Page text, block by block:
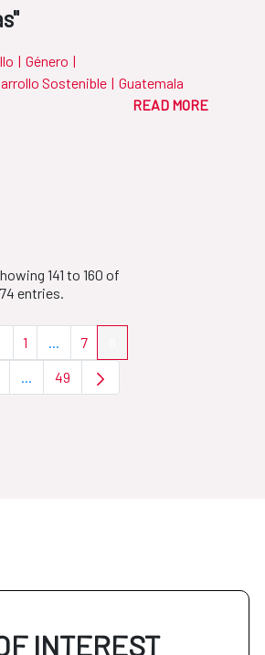
| Género |
Sostenible | Guatemala
READ MORE
141 to 160 of
entries.
Page
1 ...Intermediate Pages Use TAB to
Page
7
...Intermediate Pages Use TAB to
Page
49
INTEREST